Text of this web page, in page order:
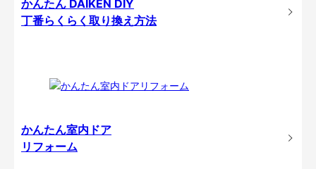
かんたん DAIKEN DIY
丁番らくらく取り換え方法
かんたん室内ドア
リフォーム